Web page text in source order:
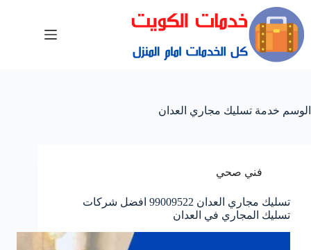
الوسم خدمة تسليك مجاري العدان
فني صحي
تسليك مجاري العدان 99009522 افضل شركات
تسليك المجاري في العدان